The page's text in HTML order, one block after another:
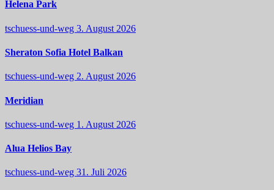
Helena Park
tschuess-und-weg 3. August 2026
Sheraton Sofia Hotel Balkan
tschuess-und-weg 2. August 2026
Meridian
tschuess-und-weg 1. August 2026
Alua Helios Bay
tschuess-und-weg 31. Juli 2026